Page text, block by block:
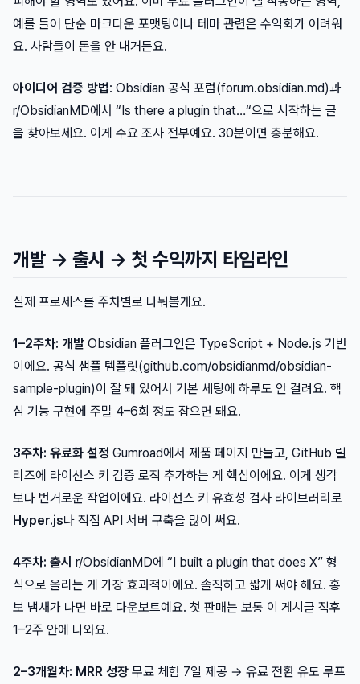
예를 들어 단순 마크다운 포맷팅이나 테마 관련은 수익화가 어려워
요. 사람들이 돈을 안 내거든요.
아이디어 검증 방법: Obsidian 공식 포럼(forum.obsidian.md)과
r/ObsidianMD에서 “Is there a plugin that…“으로 시작하는 글
을 찾아보세요. 이게 수요 조사 전부예요. 30분이면 충분해요.
개발 → 출시 → 첫 수익까지 타임라인
실제 프로세스를 주차별로 나눠볼게요.
1–2주차: 개발 Obsidian 플러그인은 TypeScript + Node.js 기반
이에요. 공식 샘플 템플릿(github.com/obsidianmd/obsidian-
sample-plugin)이 잘 돼 있어서 기본 세팅에 하루도 안 걸려요. 핵
심 기능 구현에 주말 4–6회 정도 잡으면 돼요.
3주차: 유료화 설정 Gumroad에서 제품 페이지 만들고, GitHub 릴
리즈에 라이선스 키 검증 로직 추가하는 게 핵심이에요. 이게 생각
보다 번거로운 작업이에요. 라이선스 키 유효성 검사 라이브러리로
Hyper.js나 직접 API 서버 구축을 많이 써요.
4주차: 출시 r/ObsidianMD에 “I built a plugin that does X” 형
식으로 올리는 게 가장 효과적이에요. 솔직하고 짧게 써야 해요. 홍
보 냄새가 나면 바로 다운보트예요. 첫 판매는 보통 이 게시글 직후
1–2주 안에 나와요.
2–3개월차: MRR 성장 무료 체험 7일 제공 → 유료 전환 유도 루프